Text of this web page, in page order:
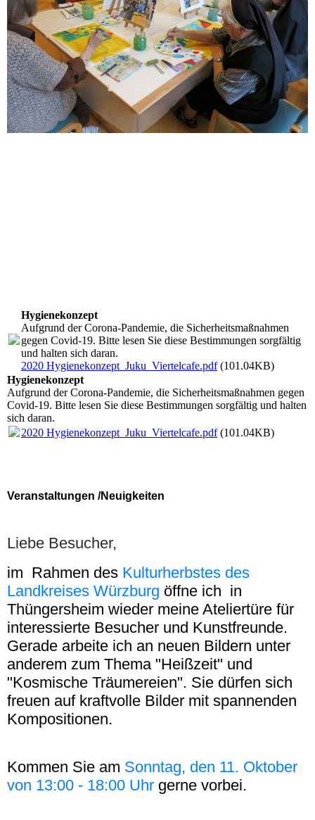
Hygienekonzept
Aufgrund der Corona-Pandemie, die Sicherheitsmaßnahmen
gegen Covid-19. Bitte lesen Sie diese Bestimmungen sorgfältig
und halten sich daran.
2020 Hygienekonzept_Juku_Viertelcafe.pdf(101.04KB)
Hygienekonzept
Aufgrund der Corona-Pandemie, die Sicherheitsmaßnahmen gegen
Covid-19. Bitte lesen Sie diese Bestimmungen sorgfältig und halten
sich daran.
2020 Hygienekonzept_Juku_Viertelcafe.pdf(101.04KB)
Veranstaltungen /Neuigkeiten
Liebe Besucher,
im Rahmen des Kulturherbstes des
Landkreises Würzburg öffne ich in
Thüngersheim wieder meine Ateliertüre für
interessierte Besucher und Kunstfreunde.
Gerade arbeite ich an neuen Bildern unter
anderem zum Thema "Heißzeit" und
"Kosmische Träumereien". Sie dürfen sich
freuen auf kraftvolle Bilder mit spannenden
Kompositionen.
Kommen Sie am Sonntag, den 11. Oktober
von 13:00 - 18:00 Uhr gerne vorbei.